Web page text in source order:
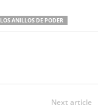
LOS ANILLOS DE PODER
Next article